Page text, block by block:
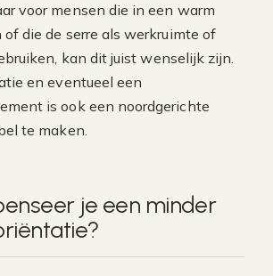
voor mensen die in een warm
die de serre als werkruimte of
kan dit juist wenselijk zijn.
en eventueel een
is ook een noordgerichte
te maken.
je een minder